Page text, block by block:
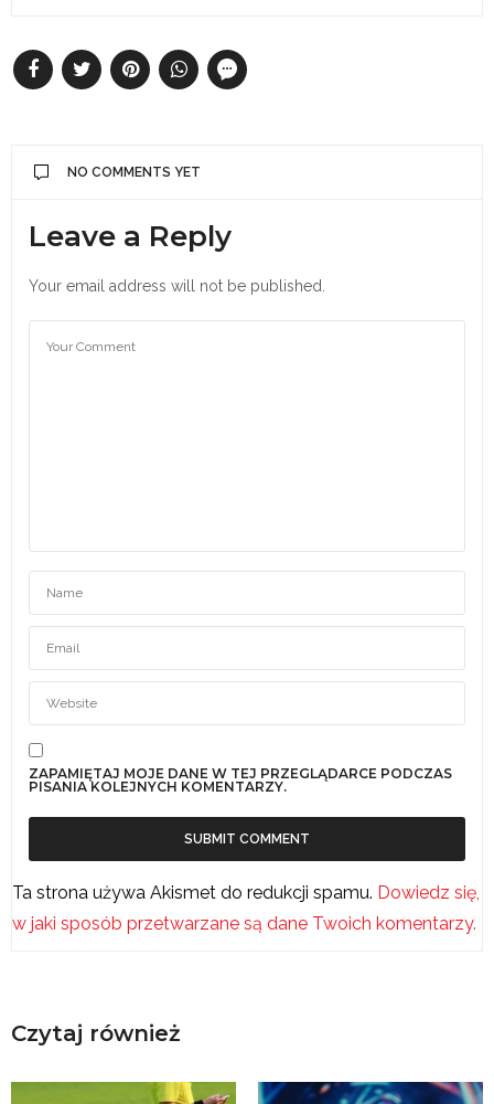
NO COMMENTS YET
Leave a Reply
Your email address will not be published.
ZAPAMIĘTAJ MOJE DANE W TEJ PRZEGLĄDARCE PODCZAS
PISANIA KOLEJNYCH KOMENTARZY.
Ta strona używa Akismet do redukcji spamu. Dowiedz się,
w jaki sposób przetwarzane są dane Twoich komentarzy.
Czytaj również